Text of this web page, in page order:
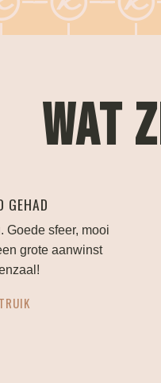
WAT
je bruiloft hier wilt
en geven goed